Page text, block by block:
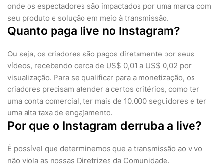
onde os espectadores são impactados por uma marca com
seu produto e solução em meio à transmissão.
Quanto paga live no Instagram?
Ou seja, os criadores são pagos diretamente por seus
vídeos, recebendo cerca de US$ 0,01 a US$ 0,02 por
visualização. Para se qualificar para a monetização, os
criadores precisam atender a certos critérios, como ter
uma conta comercial, ter mais de 10.000 seguidores e ter
uma alta taxa de engajamento.
Por que o Instagram derruba a live?
É possível que determinemos que a transmissão ao vivo
não viola as nossas Diretrizes da Comunidade.